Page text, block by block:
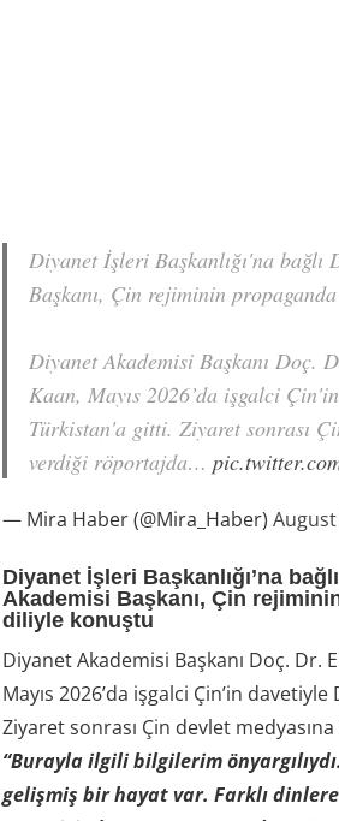
Diyanet İşleri Başkanlığı'na bağlı
Başkanı, Çin rejiminin
Diyanet Akademisi Başkanı Doç.
Kaan, Mayıs 2026’da işgalci
Türkistan'a gitti. Ziyaret sonrası
verdiği röportajda…
— Mira Haber (@Mira_Haber)
Diyanet İşleri Başkanlığı’na
Akademisi Başkanı, Çin
diliyle konuştu
Diyanet Akademisi Başkanı Doç. Dr.
Mayıs 2026’da işgalci Çin’in
Ziyaret sonrası Çin devlet
“Burayla ilgili bilgilerim
gelişmiş bir hayat var. Farklı